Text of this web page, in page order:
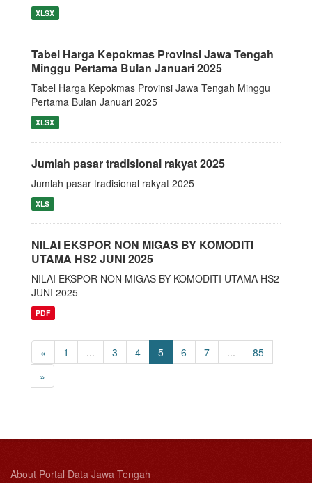
XLSX
Tabel Harga Kepokmas Provinsi Jawa Tengah
Minggu Pertama Bulan Januari 2025
Tabel Harga Kepokmas Provinsi Jawa Tengah Minggu
Pertama Bulan Januari 2025
XLSX
Jumlah pasar tradisional rakyat 2025
Jumlah pasar tradisional rakyat 2025
XLS
NILAI EKSPOR NON MIGAS BY KOMODITI
UTAMA HS2 JUNI 2025
NILAI EKSPOR NON MIGAS BY KOMODITI UTAMA HS2
JUNI 2025
PDF
« 1 ... 3 4 5 6 7 ...
85
»
About Portal Data Jawa Tengah